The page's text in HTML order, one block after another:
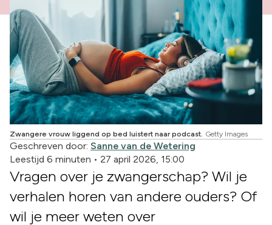
Zwangere vrouw liggend op bed luistert naar podcast. Getty Images
Geschreven door: Sanne van de Wetering
Leestijd 6 minuten • 27 april 2026, 15:00
Vragen over je zwangerschap? Wil je
verhalen horen van andere ouders? Of
wil je meer weten over